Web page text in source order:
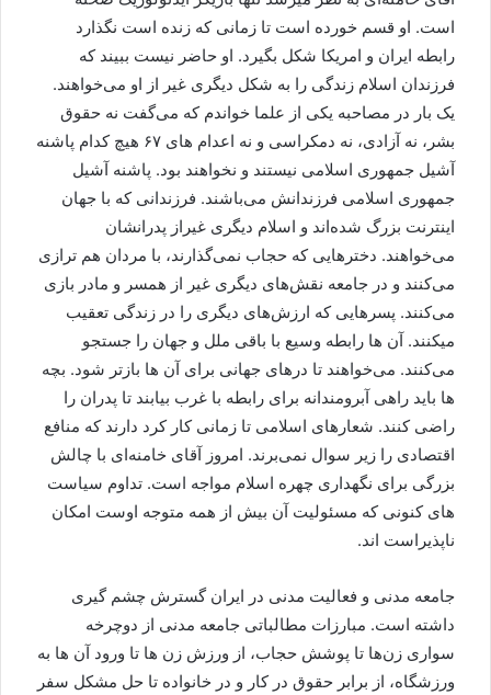
است. او قسم خورده است تا زمانی که زنده است نگذارد
رابطه ایران و امریکا شکل بگیرد. او حاضر نیست ببیند که
فرزندان اسلام زندگی را به شکل دیگری غیر از او می‌خواهند.
یک بار در مصاحبه یکی از علما خواندم که می‌گفت نه حقوق
بشر، نه آزادی، نه دمکراسی و نه اعدام های ۶۷ هیچ کدام پاشنه
آشیل جمهوری اسلامی نیستند و نخواهند بود. پاشنه آشیل
جمهوری اسلامی فرزندانش می‌باشند. فرزندانی که با جهان
اینترنت بزرگ شده‌اند و اسلام دیگری غیراز پدرانشان
می‌خواهند. دخترهایی که حجاب نمی‌گذارند، با مردان هم ترازی
می‌کنند و در جامعه نقش‌های دیگری غیر از همسر و مادر بازی
می‌کنند. پسرهایی که ارزش‌های دیگری را در زندگی تعقیب
میکنند. آن ها رابطه وسیع با باقی ملل و جهان را جستجو
می‌کنند. می‌خواهند تا درهای جهانی برای آن ها بازتر شود. بچه
ها باید راهی آبرومندانه برای رابطه با غرب بیابند تا پدران را
راضی کنند. شعارهای اسلامی تا زمانی کار کرد دارند که منافع
اقتصادی را زیر سوال نمی‌برند. امروز آقای خامنه‌ای با چالش
بزرگی برای نگهداری چهره اسلام مواجه است. تداوم سیاست
های کنونی که مسئولیت آن بیش از همه متوجه اوست امکان
ناپذیراست اند.
جامعه مدنی و فعالیت مدنی در ایران گسترش چشم گیری
داشته است. مبارزات مطالباتی جامعه مدنی از دوچرخه
سواری زن‌ها تا پوشش حجاب، از ورزش زن ها تا ورود آن ها به
ورزشگاه، از برابر حقوق در کار و در خانواده تا حل مشکل سفر